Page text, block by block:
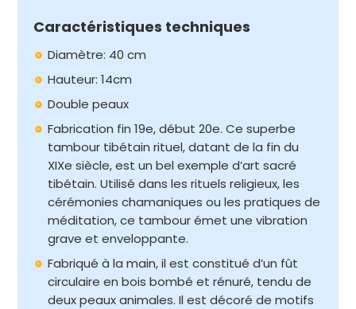
Caractéristiques techniques
Diamètre: 40 cm
Hauteur: 14cm
Double peaux
Fabrication fin 19e, début 20e. Ce superbe
tambour tibétain rituel, datant de la fin du
XIXe siècle, est un bel exemple d’art sacré
tibétain. Utilisé dans les rituels religieux, les
cérémonies chamaniques ou les pratiques de
méditation, ce tambour émet une vibration
grave et enveloppante.
Fabriqué à la main, il est constitué d’un fût
circulaire en bois bombé et rénuré, tendu de
deux peaux animales. Il est décoré de motifs